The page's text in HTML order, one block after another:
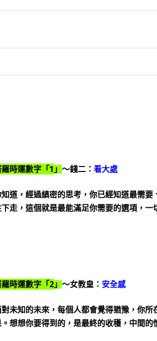
羅時運數字「1 」～錢二：看大處
知道，經過縝密的思考，你已經知道最需
下走，這個就是最能滿足你需要的選項，一
羅時運數字「2 」～女教皇： 安全感
對未知的未來，每個人都會覺得猶豫，你
。想想你要得到的，是最終的收穫，中間的